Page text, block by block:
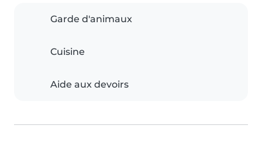
Garde d'animaux
Cuisine
Aide aux devoirs